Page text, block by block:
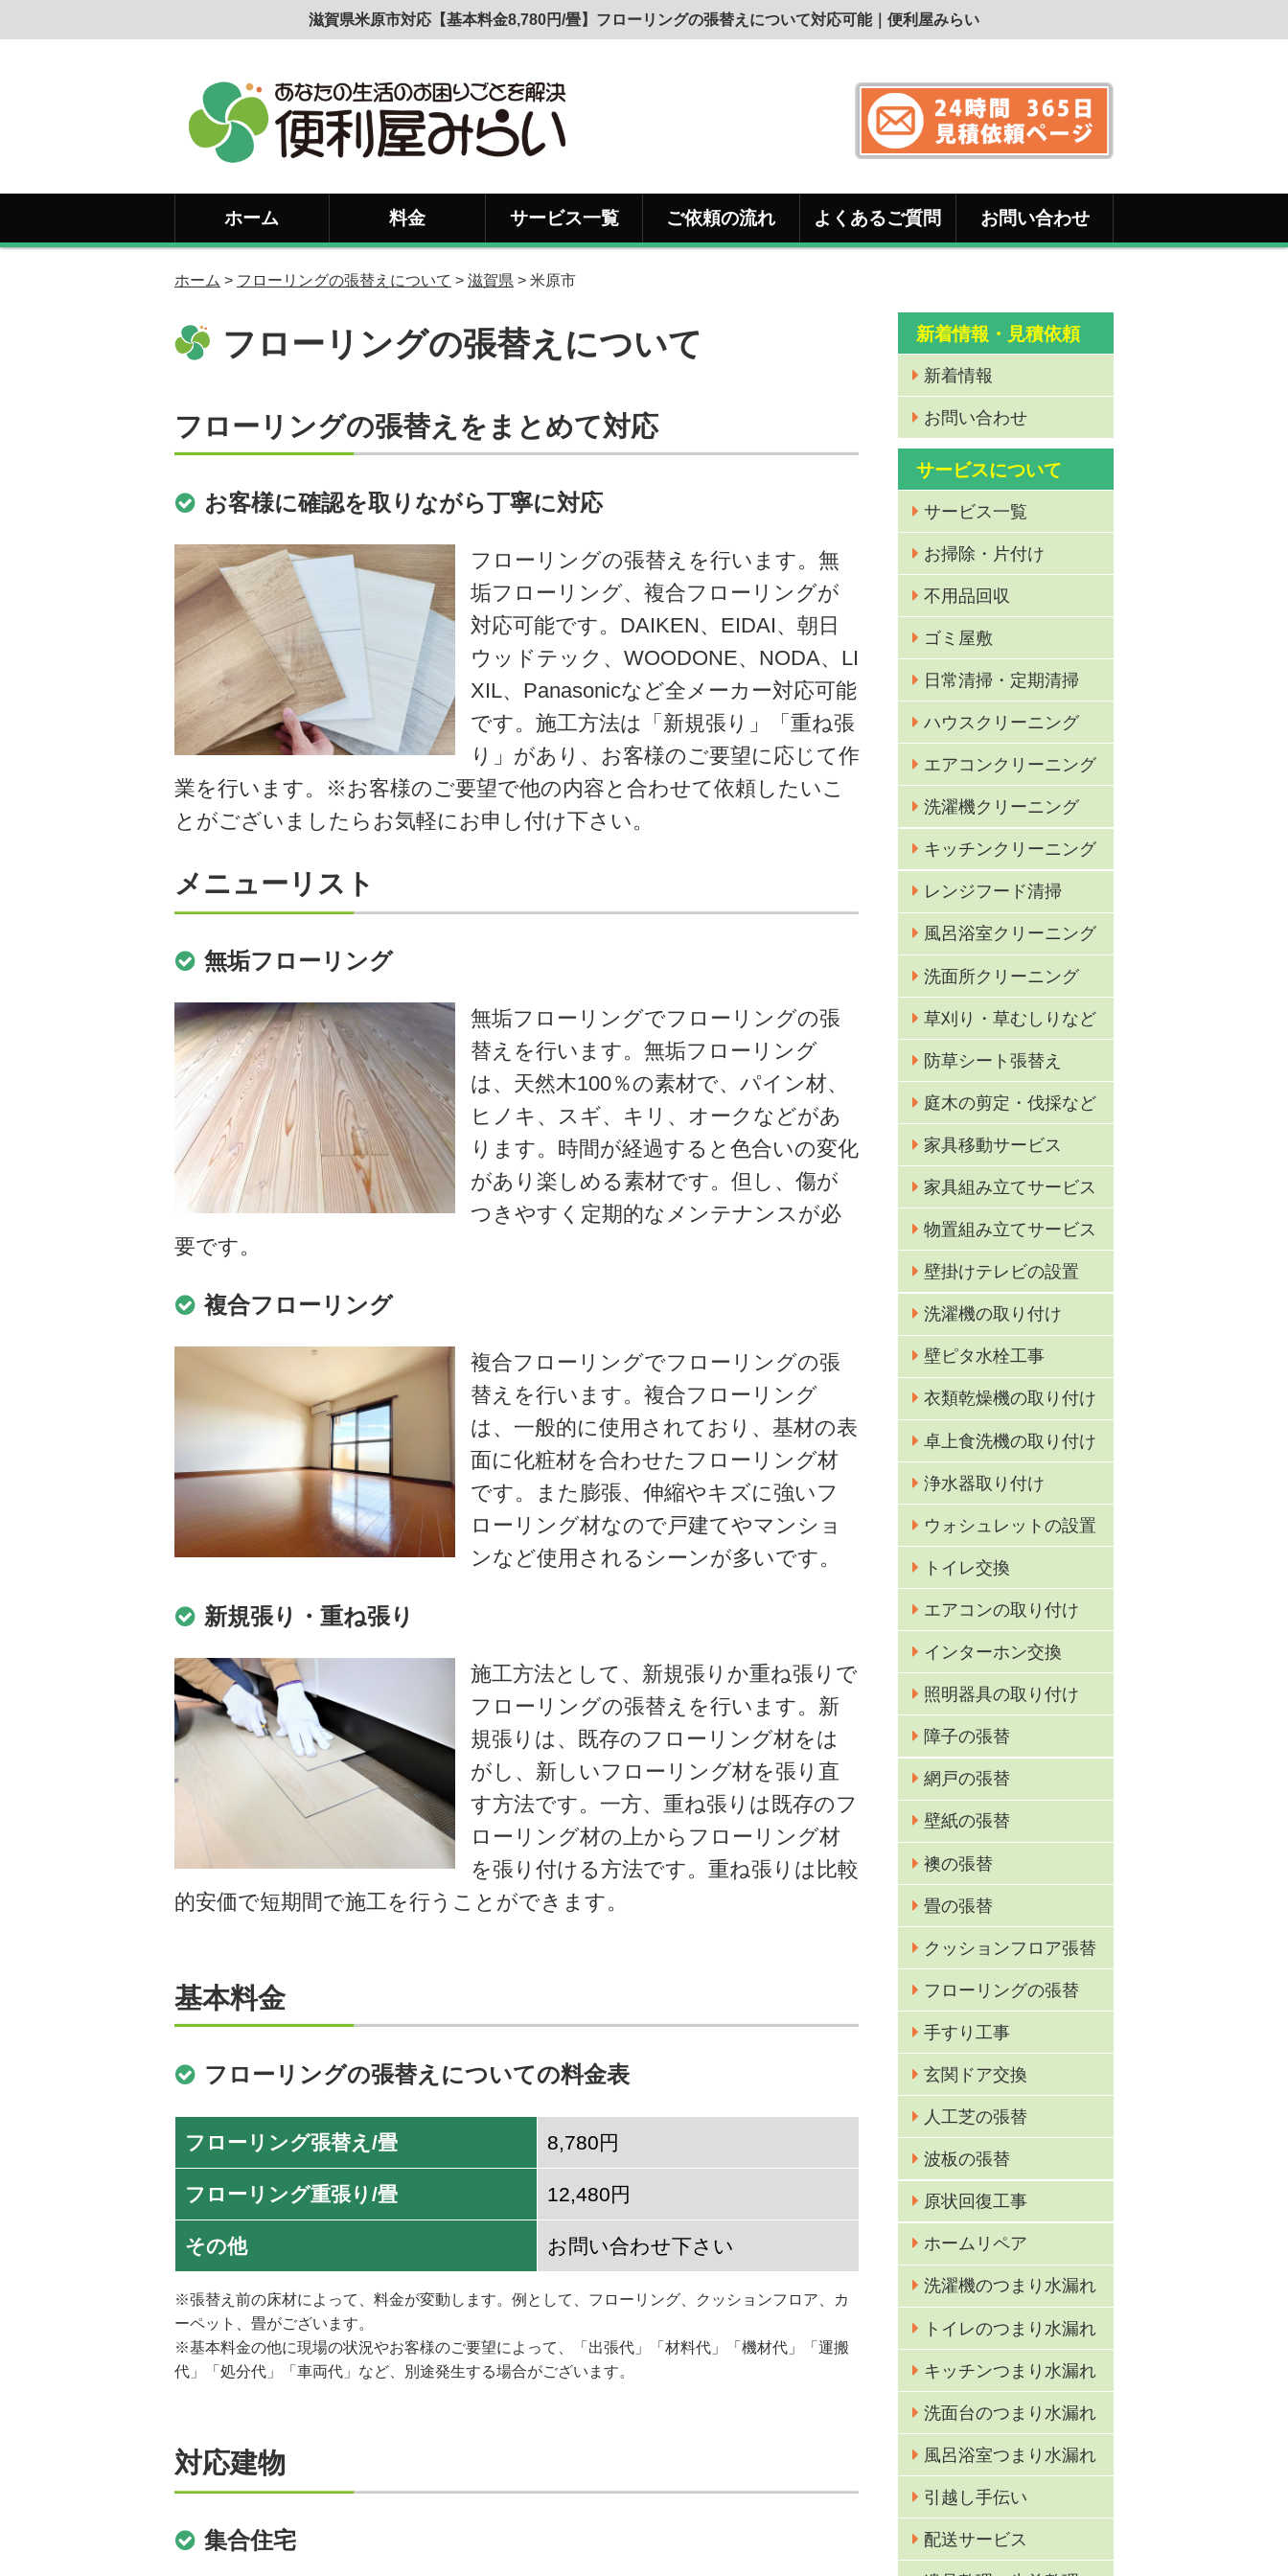
滋賀県米原市対応【基本料金8,780円/畳】フローリングの張替えについて対応可能｜便利屋みらい
ホーム 料金 サービス一覧 ご依頼の流れ よくあるご質問 お問い合わせ
ホーム > フローリングの張替えについて > 滋賀県 > 米原市
フローリングの張替えについて
フローリングの張替えをまとめて対応
お客様に確認を取りながら丁寧に対応
フローリングの張替えを行います。無
垢フローリング、複合フローリングが
対応可能です。DAIKEN、EIDAI、朝日
ウッドテック、WOODONE、NODA、LI
XIL、Panasonicなど全メーカー対応可能
です。施工方法は「新規張り」「重ね張
り」があり、お客様のご要望に応じて作
業を行います。※お客様のご要望で他の内容と合わせて依頼したいこ
とがございましたらお気軽にお申し付け下さい。
メニューリスト
無垢フローリング
無垢フローリングでフローリングの張
替えを行います。無垢フローリング
は、天然木100％の素材で、パイン材、
ヒノキ、スギ、キリ、オークなどがあ
ります。時間が経過すると色合いの変化
があり楽しめる素材です。但し、傷が
つきやすく定期的なメンテナンスが必
要です。
複合フローリング
複合フローリングでフローリングの張
替えを行います。複合フローリング
は、一般的に使用されており、基材の表
面に化粧材を合わせたフローリング材
です。また膨張、伸縮やキズに強いフ
ローリング材なので戸建てやマンショ
ンなど使用されるシーンが多いです。
新規張り・重ね張り
施工方法として、新規張りか重ね張りで
フローリングの張替えを行います。新
規張りは、既存のフローリング材をは
がし、新しいフローリング材を張り直
す方法です。一方、重ね張りは既存のフ
ローリング材の上からフローリング材
を張り付ける方法です。重ね張りは比較
的安価で短期間で施工を行うことができます。
基本料金
フローリングの張替えについての料金表
フローリング張替え/畳 8,780円
フローリング重張り/畳 12,480円
その他 お問い合わせ下さい
※張替え前の床材によって、料金が変動します。例として、フローリング、クッションフロア、カ
ーペット、畳がございます。
※基本料金の他に現場の状況やお客様のご要望によって、「出張代」「材料代」「機材代」「運搬
代」「処分代」「車両代」など、別途発生する場合がございます。
対応建物
集合住宅
新着情報・見積依頼
新着情報
お問い合わせ
サービスについて
サービス一覧
お掃除・片付け
不用品回収
ゴミ屋敷
日常清掃・定期清掃
ハウスクリーニング
エアコンクリーニング
洗濯機クリーニング
キッチンクリーニング
レンジフード清掃
風呂浴室クリーニング
洗面所クリーニング
草刈り・草むしりなど
防草シート張替え
庭木の剪定・伐採など
家具移動サービス
家具組み立てサービス
物置組み立てサービス
壁掛けテレビの設置
洗濯機の取り付け
壁ピタ水栓工事
衣類乾燥機の取り付け
卓上食洗機の取り付け
浄水器取り付け
ウォシュレットの設置
トイレ交換
エアコンの取り付け
インターホン交換
照明器具の取り付け
障子の張替
網戸の張替
壁紙の張替
襖の張替
畳の張替
クッションフロア張替
フローリングの張替
手すり工事
玄関ドア交換
人工芝の張替
波板の張替
原状回復工事
ホームリペア
洗濯機のつまり水漏れ
トイレのつまり水漏れ
キッチンつまり水漏れ
洗面台のつまり水漏れ
風呂浴室つまり水漏れ
引越し手伝い
配送サービス